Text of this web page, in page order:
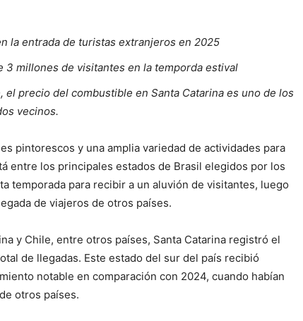
la entrada de turistas extranjeros en 2025
3 millones de visitantes en la temporda estival
precio del combustible en Santa Catarina es uno de los
vecinos.
pintorescos y una amplia variedad de actividades para
entre los principales estados de Brasil elegidos por los
temporada para recibir a un aluvión de visitantes, luego
de viajeros de otros países.
y Chile, entre otros países, Santa Catarina registró el
de llegadas. Este estado del sur del país recibió
notable en comparación con 2024, cuando habían
otros países.